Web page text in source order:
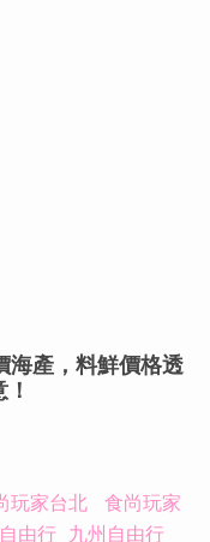
海產，料鮮價格透
玩家台北
食尚玩家
由行 九州自由行